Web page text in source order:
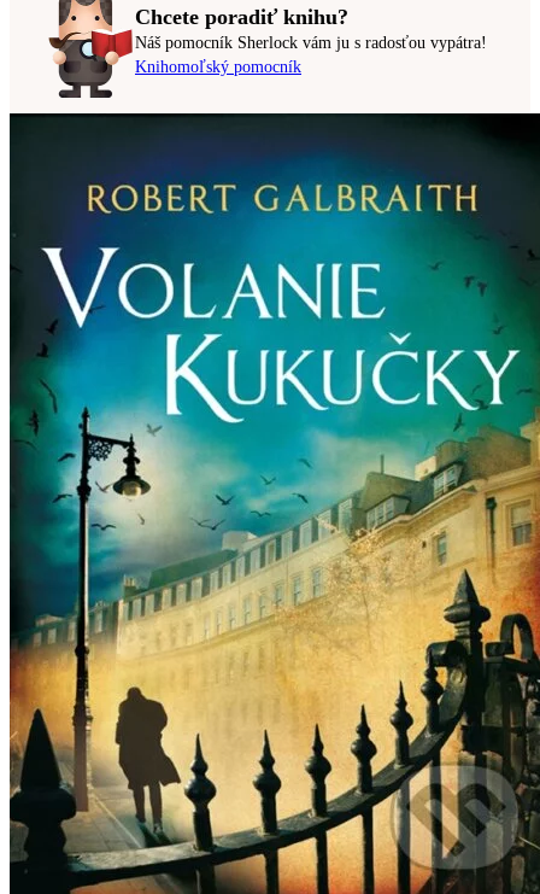
Chcete poradiť knihu?
Náš pomocník Sherlock vám ju s radosťou vypátra!
Knihomoľský pomocník